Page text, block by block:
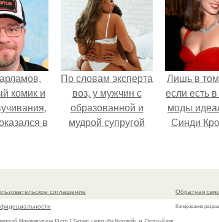
комик и
в
По словам эксперта
воз, у мужчин с
образованной и
мудрой супругой
смерти якобы на
Лишь в
если есть
моды
Синди
соглашение
Моховая улица 13 стр.1, Бизнес-центр «На Моховой», м. Охотный ряд
Обратная
Копирование